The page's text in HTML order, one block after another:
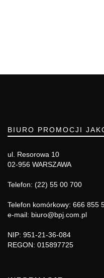
BIURO PROMOCJI
ul. Resorowa 10
02-956 WARSZAWA
Telefon: (22) 55 00 700
Telefon komórkowy: 666 855
e-mail: biuro@bpj.com.pl
NIP: 951-21-36-084
REGON: 015897725